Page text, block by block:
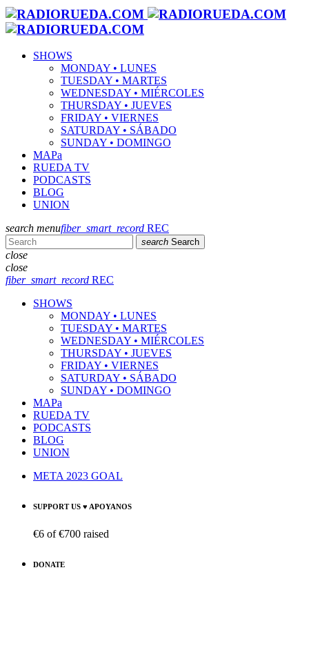
SHOWS
MONDAY • LUNES
TUESDAY • MARTES
WEDNESDAY • MIÉRCOLES
THURSDAY • JUEVES
FRIDAY • VIERNES
SATURDAY • SÁBADO
SUNDAY • DOMINGO
MAPa
RUEDA TV
PODCASTS
BLOG
UNION
search menufiber_smart_record REC
search Search
close
close
fiber_smart_record REC
SHOWS
MONDAY • LUNES
TUESDAY • MARTES
WEDNESDAY • MIÉRCOLES
THURSDAY • JUEVES
FRIDAY • VIERNES
SATURDAY • SÁBADO
SUNDAY • DOMINGO
MAPa
RUEDA TV
PODCASTS
BLOG
UNION
META 2023 GOAL
SUPPORT US ♥ APOYANOS
€6 of€700 raised
DONATE